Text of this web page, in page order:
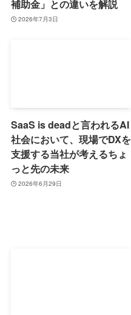
補助金」との違いを解説
2026年7月3日
SaaS is deadと言われるAI
社会において、現場でDXを
支援する当社が考えるちょ
っと先の未来
2026年6月29日